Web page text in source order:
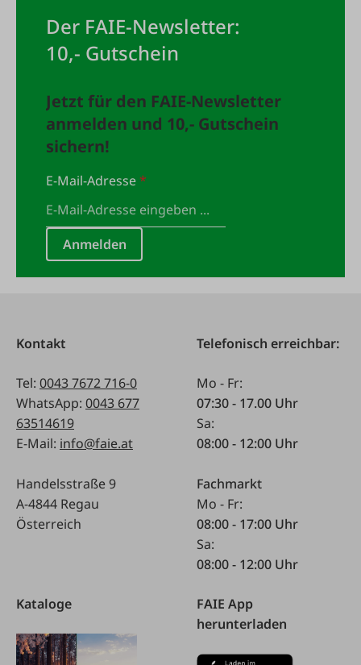
Der FAIE-Newsletter:
10,- Gutschein
Jetzt für den FAIE-Newsletter
anmelden und 10,- Gutschein
sichern!
E-Mail-Adresse*
Anmelden
Kontakt
Tel: 0043 7672 716-0
WhatsApp: 0043 677
63514619
E-Mail: info@faie.at
Handelsstraße 9
A-4844 Regau
Österreich
Telefonisch erreichbar:
Mo - Fr:
07:30 - 17.00 Uhr
Sa:
08:00 - 12:00 Uhr
Fachmarkt
Mo - Fr:
08:00 - 17:00 Uhr
Sa:
08:00 - 12:00 Uhr
Kataloge
FAIE App
herunterladen